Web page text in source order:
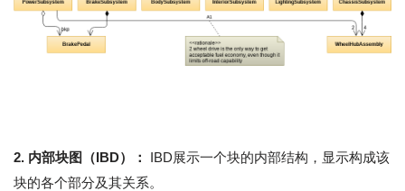
2. 内部块图（IBD）：
IBD展示一个块的内部结构，显示构成该
块的各个部分及其关系。